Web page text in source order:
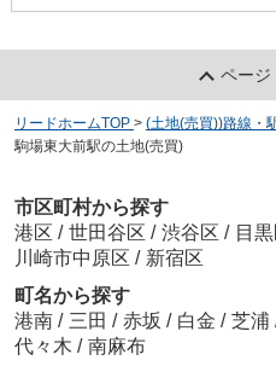
ページ
リードホームTOP > (土地(売買))路線・
駒場東大前駅の土地(売買)
市区町村から探す
港区 / 世田谷区 / 渋谷区 / 目
川崎市中原区 / 新宿区
町名から探す
港南 / 三田 / 赤坂 / 白金 / 芝浦
代々木 / 南麻布